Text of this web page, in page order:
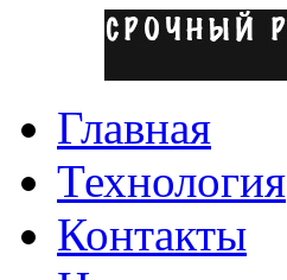
Главная
Технология
Контакты